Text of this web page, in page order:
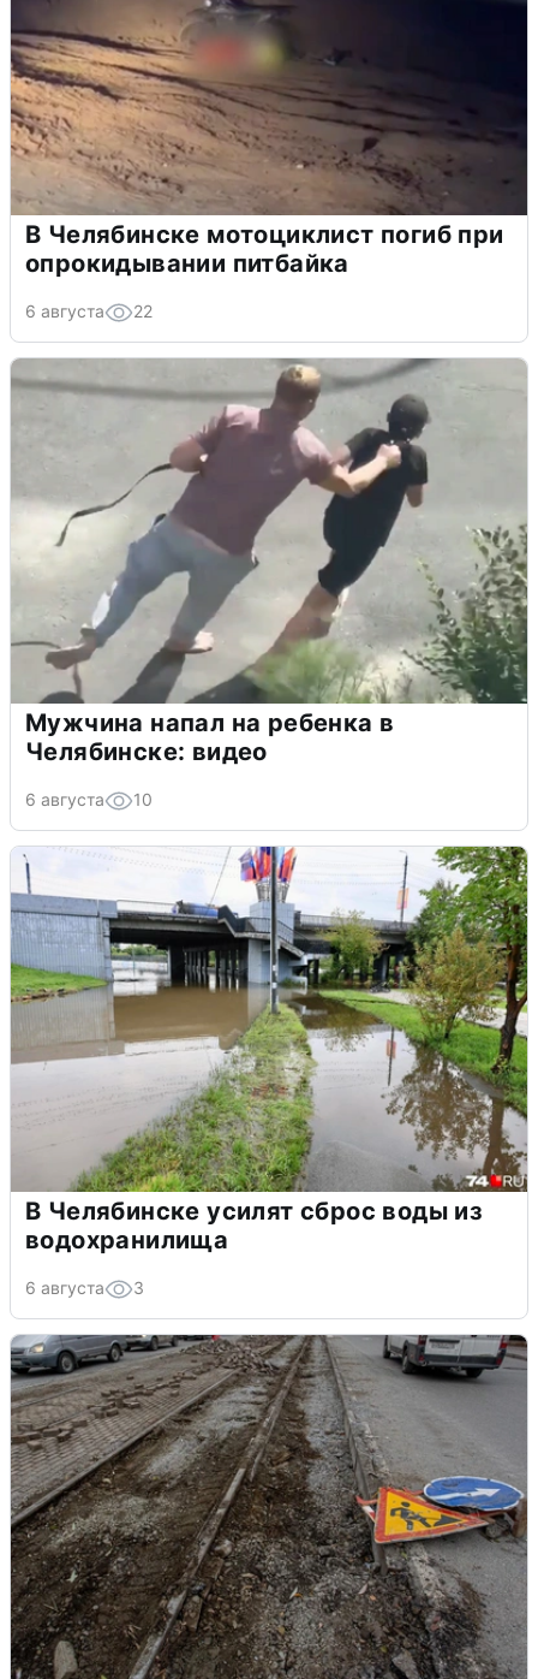
В Челябинске мотоциклист погиб при
опрокидывании питбайка
6 августа 22
Мужчина напал на ребенка в
Челябинске: видео
6 августа 10
В Челябинске усилят сброс воды из
водохранилища
6 августа 3